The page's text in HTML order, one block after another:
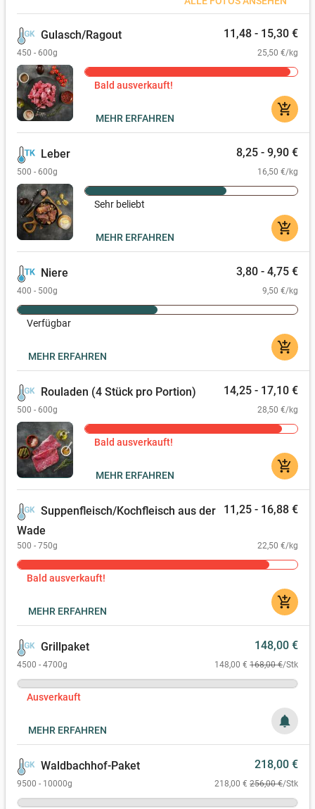
Gulasch/Ragout 11,48 - 15,30 €
450 - 600g 25,50 €/kg
Bald ausverkauft!
add_shopping_cart
MEHR ERFAHREN
Leber 8,25 - 9,90 €
500 - 600g 16,50 €/kg
Sehr beliebt
add_shopping_cart
MEHR ERFAHREN
Niere 3,80 - 4,75 €
400 - 500g 9,50 €/kg
Verfügbar
add_shopping_cart
MEHR ERFAHREN
Rouladen (4 Stück pro Portion) 14,25 - 17,10 €
500 - 600g 28,50 €/kg
Bald ausverkauft!
add_shopping_cart
MEHR ERFAHREN
Suppenfleisch/Kochfleisch aus der
Wade
11,25 - 16,88 €
500 - 750g 22,50 €/kg
Bald ausverkauft!
add_shopping_cart
MEHR ERFAHREN
Grillpaket 148,00 €
4500 - 4700g 148,00 € 168,00 €/Stk
Ausverkauft
notifications
MEHR ERFAHREN
Waldbachhof-Paket 218,00 €
9500 - 10000g 218,00 € 256,00 €/Stk